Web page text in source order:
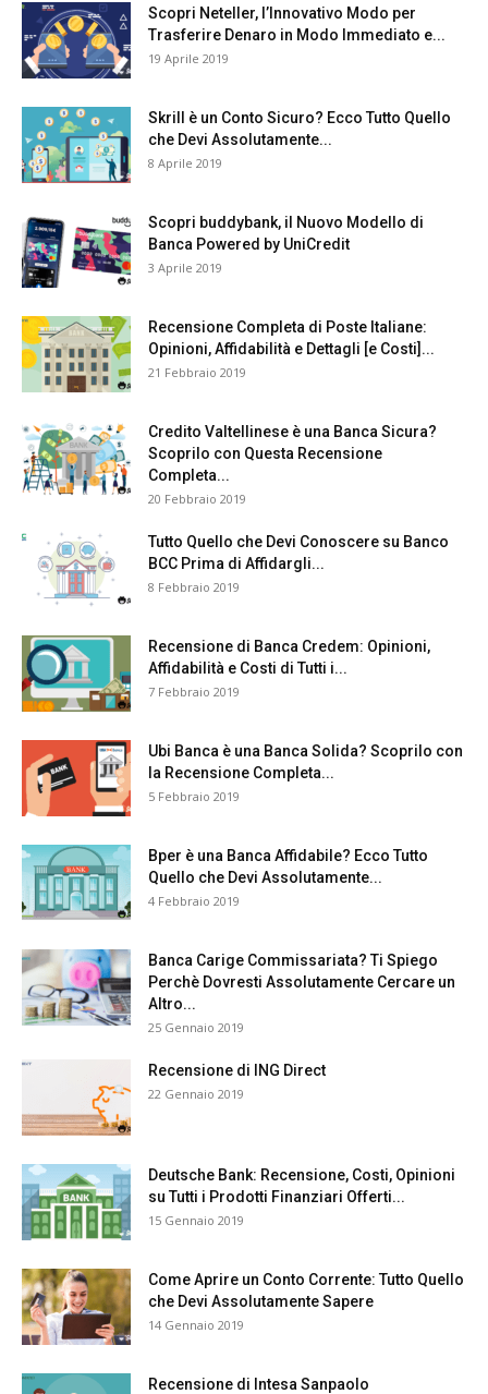
Scopri Neteller, l’Innovativo Modo per
Trasferire Denaro in Modo Immediato e...
19 Aprile 2019
Skrill è un Conto Sicuro? Ecco Tutto Quello
che Devi Assolutamente...
8 Aprile 2019
Scopri buddybank, il Nuovo Modello di
Banca Powered by UniCredit
3 Aprile 2019
Recensione Completa di Poste Italiane:
Opinioni, Affidabilità e Dettagli [e Costi]...
21 Febbraio 2019
Credito Valtellinese è una Banca Sicura?
Scoprilo con Questa Recensione
Completa...
20 Febbraio 2019
Tutto Quello che Devi Conoscere su Banco
BCC Prima di Affidargli...
8 Febbraio 2019
Recensione di Banca Credem: Opinioni,
Affidabilità e Costi di Tutti i...
7 Febbraio 2019
Ubi Banca è una Banca Solida? Scoprilo con
la Recensione Completa...
5 Febbraio 2019
Bper è una Banca Affidabile? Ecco Tutto
Quello che Devi Assolutamente...
4 Febbraio 2019
Banca Carige Commissariata? Ti Spiego
Perchè Dovresti Assolutamente Cercare un
Altro...
25 Gennaio 2019
Recensione di ING Direct
22 Gennaio 2019
Deutsche Bank: Recensione, Costi, Opinioni
su Tutti i Prodotti Finanziari Offerti...
15 Gennaio 2019
Come Aprire un Conto Corrente: Tutto Quello
che Devi Assolutamente Sapere
14 Gennaio 2019
Recensione di Intesa Sanpaolo